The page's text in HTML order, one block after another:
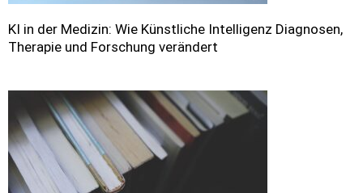
KI in der Medizin: Wie Künstliche Intelligenz Diagnosen,
Therapie und Forschung verändert